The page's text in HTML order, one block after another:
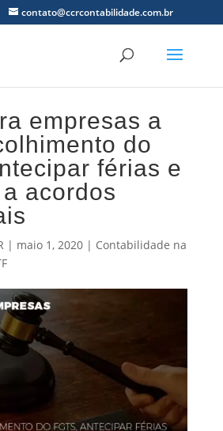
contato@ccrcontabilidade.com.br
empresas a
do
férias e
acordos
| maio 1, 2020| Contabilidade na